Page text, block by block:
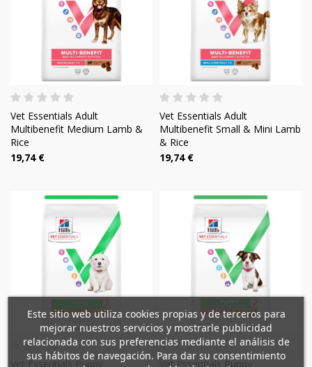
Vet Essentials Adult
Multibenefit Medium Lamb &
Rice
19,74 €
Vet Essentials Adult
Multibenefit Small & Mini Lamb
& Rice
19,74 €
Vet Essentials Puppy
Vet Essentials Puppy
Mi lista de deseos ×
((modalTitle)) ×
((confirmMessage))
Wunschliste erstellen ×
Name der Wunschliste
Anmelden ×
Sie müssen angemeldet sein, um Artikel Ihrer
Este sitio web utiliza cookies propias y de terceros para
mejorar nuestros servicios y mostrarle publicidad
relacionada con sus preferencias mediante el análisis de
sus hábitos de navegación. Para dar su consentimiento